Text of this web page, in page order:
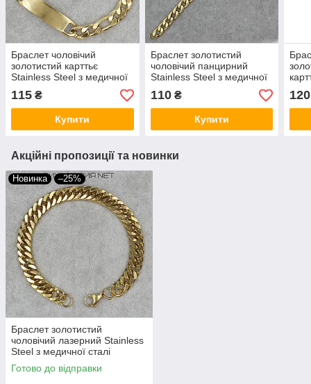
Браслет чоловічий
золотистий карттьє
Stainless Steel з медичної
сталі довжина 22 см
ширина 7 мм пластина
115 ₴
Купити
Браслет золотистий
чоловічий панцирний
Stainless Steel з медичної
сталі довжина 22 см
ширина 8 мм
110₴
Купити
23
120
Акційні пропозиції та новинки
Новинка –25%
Браслет золотистий
чоловічий лазерний Stainless
Steel з медичної сталі
довжина 22 см ширина 8 мм
Готово до відправки